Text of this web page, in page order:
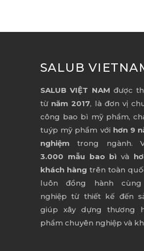
SALUB
SALUB VIỆT NAM được
từ năm 2017, là đơn vị
công bao bì mỹ phẩm,
tuýp mỹ phẩm với hơn 9
nghiệm trong ngành.
3.000 mẫu bao bì và
khách hàng trên toàn
luôn đồng hành cùng
nghiệp từ thiết kế đến
giúp xây dựng thương
phẩm chuyên nghiệp và